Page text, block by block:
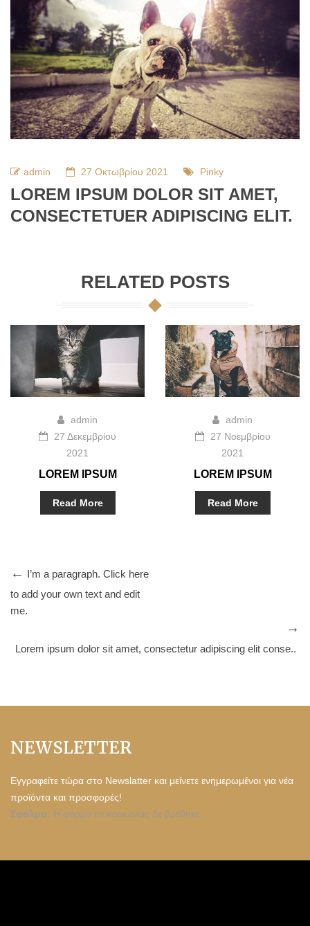
admin 27 Οκτωβρίου 2021 Pinky
LOREM IPSUM DOLOR SIT AMET,
CONSECTETUER ADIPISCING ELIT.
RELATED POSTS
admin
27 Δεκεμβρίου
2021
LOREM IPSUM
AMET,
CONSECTETUER
Read More
admin
27 Νοεμβρίου
2021
LOREM IPSUM
AMET,
CONSECTETUER
Read More
I’m a paragraph. Click here
to add your own text and edit
me.
Lorem ipsum dolor sit amet, consectetur adipiscing elit conse..
NEWSLETTER
Εγγραφείτε τώρα στο Newslatter και μείνετε ενημερωμένοι για νέα
προϊόντα και προσφορές!
Σφάλμα: Η φόρμα επικοινωνίας δε βρέθηκε.